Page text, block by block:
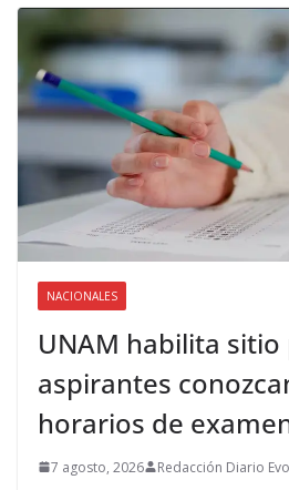
NACIONALES
UNAM habilita sitio
aspirantes
horarios de
7 agosto, 2026 Redacción Diario